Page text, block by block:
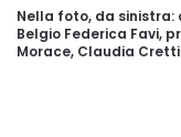
Nella foto, da sinistra:
Belgio Federica Favi,
Morace, Claudia Cretti